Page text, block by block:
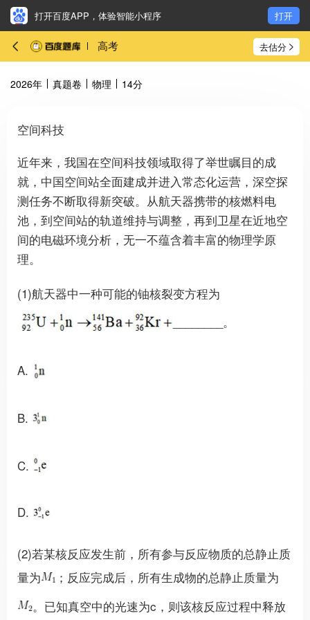
打开百度APP，体验智能小程序 打开
高考 去估分
2026年 真题卷 物理 14分
空间科技
近年来，我国在空间科技领域取得了举世瞩目的成
就，中国空间站全面建成并进入常态化运营，深空探
测任务不断取得新突破。从航天器携带的核燃料电
池，到空间站的轨道维持与调整，再到卫星在近地空
间的电磁环境分析，无一不蕴含着丰富的物理学原
理。
(1)航天器中一种可能的铀核裂变方程为
________。
A.
B.
C.
D.
(2)若某核反应发生前，所有参与反应物质的总静止质
量为
；反应完成后，所有生成物的总静止质量为
。已知真空中的光速为c，则该核反应过程中释放